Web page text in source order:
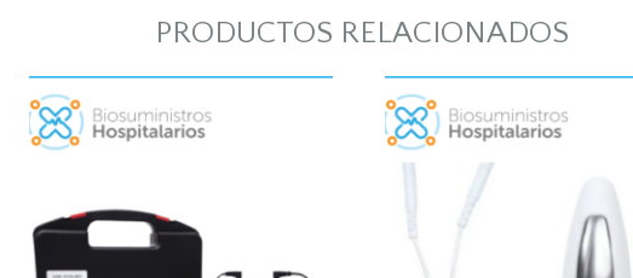
PRODUCTOS RELACIONADOS